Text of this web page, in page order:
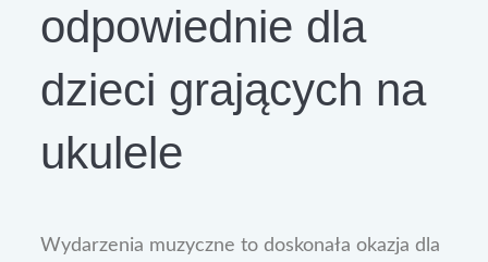
odpowiednie dla
dzieci grających na
ukulele
Wydarzenia muzyczne to doskonała okazja dla